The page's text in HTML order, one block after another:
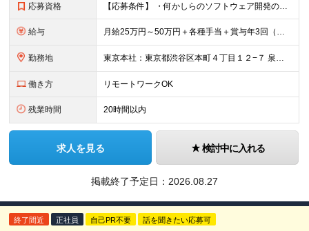
応募資格 【応募条件】 ・何かしらのソフトウェア開発の経験がある方（1年以上を想定） ※コーディング経験必須 Web・オープン系（Java、C# 等）の環境でやっていた方はすぐに活躍できます！ ＼こんな方は
給与 月給25万円～50万円＋各種手当＋賞与年3回（実績5ヶ月分あり） ※経験・能力に応じて給与を決定します ※残業代は1分単位で全額支給いたします
勤務地 東京本社：東京都渋谷区本町４丁目１２−７ 泉西新宿ビル ３階 または近郊の開発プロジェクト先 ※リモートワーク・ハイブリッド勤務（在宅＋出社）を導入しています。 ※プロジェクトのフェーズやセキュリテ
働き方 リモートワークOK
残業時間 20時間以内
求人を見る 検討中に入れる
掲載終了予定日： 2026.08.27
終了間近 正社員 自己PR不要 話を聞きたい応募可